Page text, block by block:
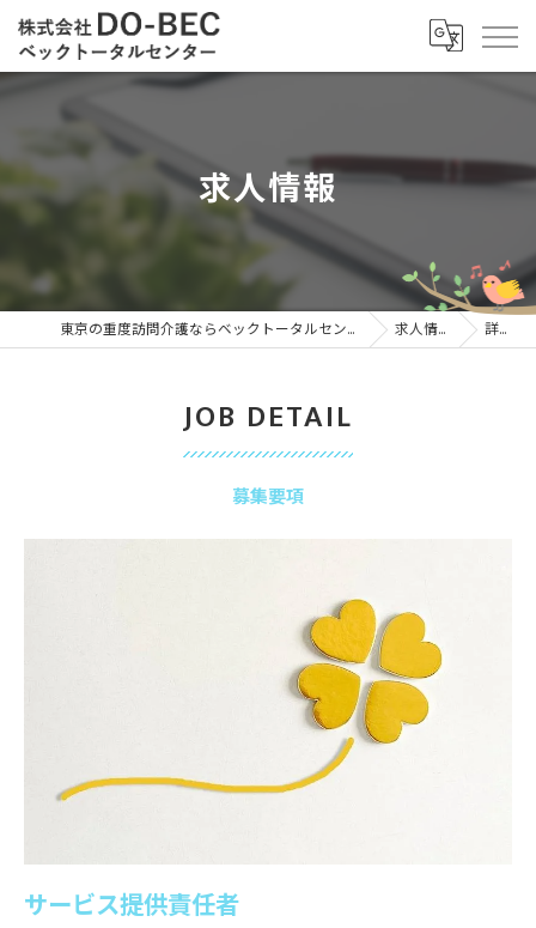
求人情報
東京の重度訪問介護ならベックトータルセンター 求人情報 詳細
募集要項
JOB DETAIL
サービス提供責任者